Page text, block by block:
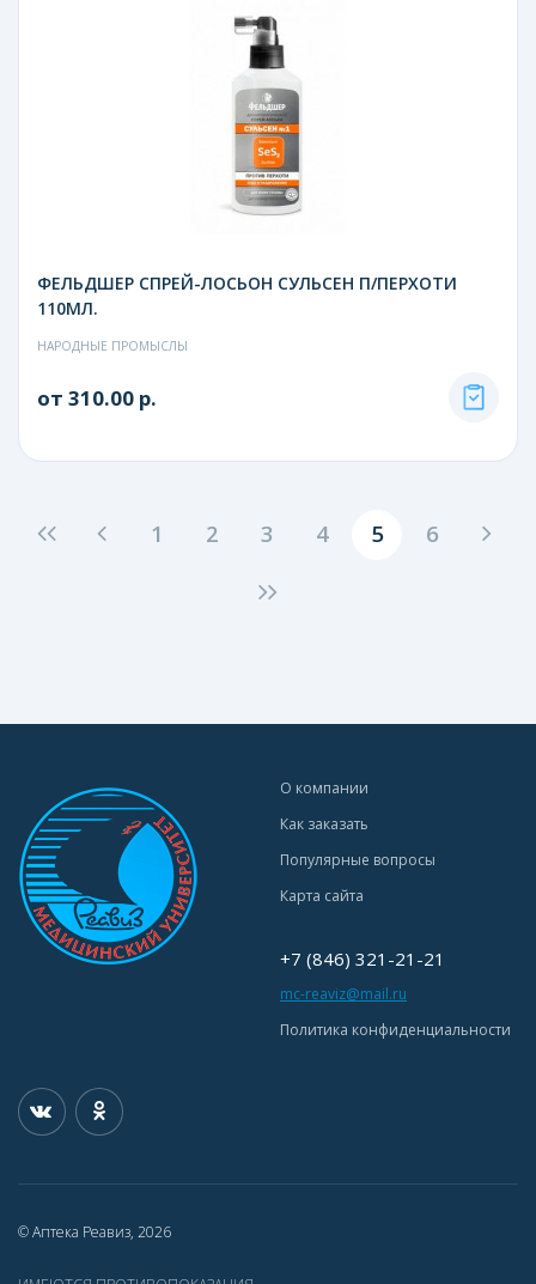
ФЕЛЬДШЕР СПРЕЙ-ЛОСЬОН СУЛЬСЕН П/ПЕРХОТИ
110МЛ.
НАРОДНЫЕ ПРОМЫСЛЫ
от 310.00 р.
1 2 3 4 5 6
О компании
Как заказать
Популярные вопросы
Карта сайта
+7 (846) 321-21-21
mc-reaviz@mail.ru
Политика конфиденциальности
© Аптека Реавиз, 2026